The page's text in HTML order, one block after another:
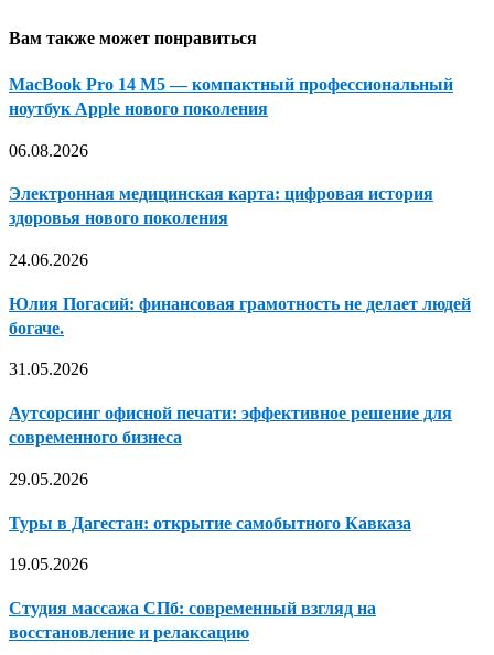
Вам также может понравиться
MacBook Pro 14 M5 — компактный профессиональный
ноутбук Apple нового поколения
06.08.2026
Электронная медицинская карта: цифровая история
здоровья нового поколения
24.06.2026
Юлия Погасий: финансовая грамотность не делает людей
богаче.
31.05.2026
Аутсорсинг офисной печати: эффективное решение для
современного бизнеса
29.05.2026
Туры в Дагестан: открытие самобытного Кавказа
19.05.2026
Студия массажа СПб: современный взгляд на
восстановление и релаксацию